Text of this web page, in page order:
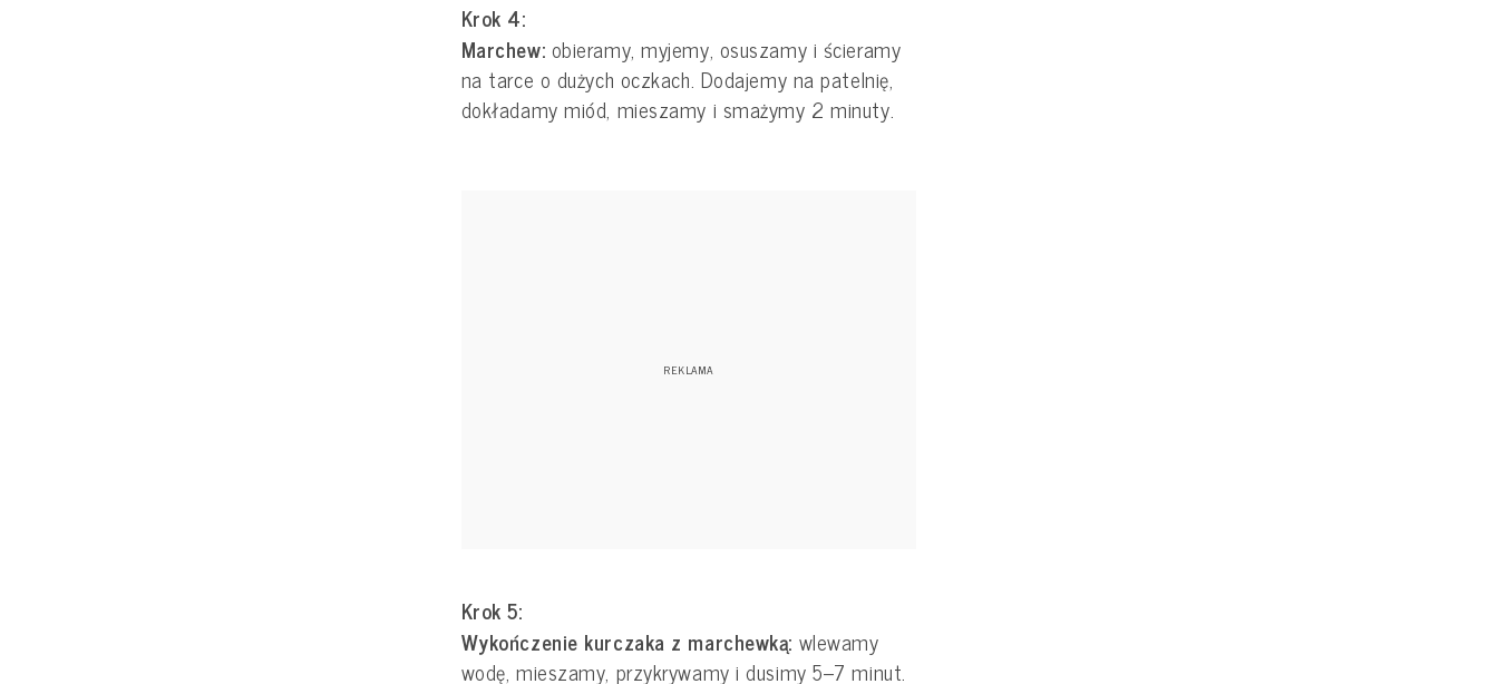
Krok 4:
Marchew: obieramy, myjemy, osuszamy i ścieramy
na tarce o dużych oczkach. Dodajemy na patelnię,
dokładamy miód, mieszamy i smażymy 2 minuty.
Krok 5:
Wykończenie kurczaka z marchewką: wlewamy
wodę, mieszamy, przykrywamy i dusimy 5–7 minut.